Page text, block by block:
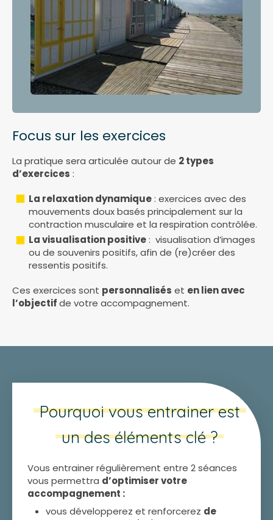
Focus sur les exercices
La pratique sera articulée autour de 2 types
d’exercices :
La relaxation dynamique: exercices avec des
mouvements doux basés principalement sur la
contraction musculaire et la respiration contrôlée.
La visualisation positive: visualisation d’images
ou de souvenirs positifs, afin de (re)créer des
ressentis positifs.
Ces exercices sont personnalisés et en lien avec
l’objectifde votre accompagnement.
Pourquoi vous entrainer est
un des éléments clé ?
Vous entrainer régulièrement entre 2 séances
vous permettra d’optimiser votre
accompagnement :
vous développerez et renforcerez de